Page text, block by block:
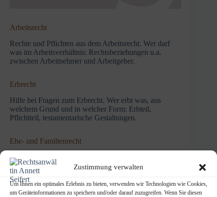
Zustimmung verwalten
Um Ihnen ein optimales Erlebnis zu bieten, verwenden wir Technologien wie Cookies,
um Geräteinformationen zu speichern und/oder darauf zuzugreifen. Wenn Sie diesen
Arbeitsrecht
Rechte und Pflichten aus dem Arbeitsrecht. Wer darf
was im Arbeitsverhältnis: Rechtsbeziehungen u.a.
zwischen Arbeitnehmer und Arbeitgeber.
Erbrecht
Hilfe bei Fragen zum Erbrecht. Wer erbt was, aus
welchem Grund und in welcher Form: Erbteil,
Pflichtteil, testamentarische Gestaltungen.
Ehe- und Familienrecht
Regelungen rund um Ehe und Familie, nichteheliche
Lebensgemeinschaft, Verwandtschaft, Scheidung und
Unterhalt aus dem Ehe- und Familienrecht.